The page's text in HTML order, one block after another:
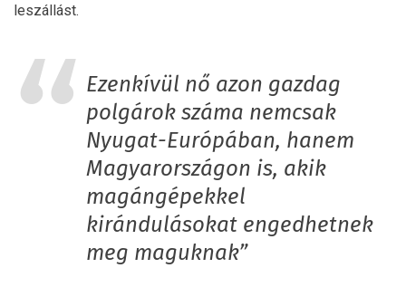
leszállást.
Ezenkívül nő azon gazdag
polgárok száma nemcsak
Nyugat-Európában, hanem
Magyarországon is, akik
magángépekkel
kirándulásokat engedhetnek
meg maguknak”